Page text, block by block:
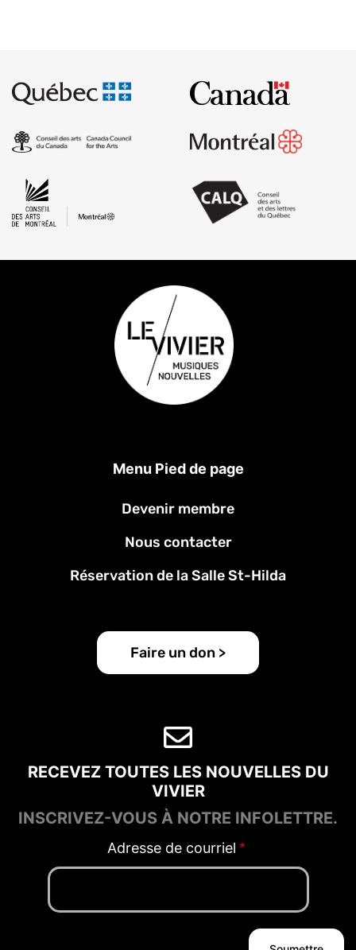
Menu Pied de page
Devenir membre
Nous contacter
Réservation de la Salle St-Hilda
Faire un don >
RECEVEZ TOUTES LES NOUVELLES DU
VIVIER
INSCRIVEZ-VOUS À NOTRE INFOLETTRE.
Adresse de courriel